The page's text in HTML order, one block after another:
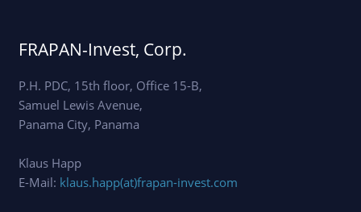
FRAPAN-Invest, Corp.
P.H. PDC, 15th floor, Office 15-B,
Samuel Lewis Avenue,
Panama City, Panama
Klaus Happ
E-Mail: klaus.happ(at)frapan-invest.com